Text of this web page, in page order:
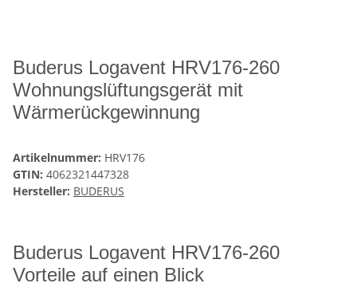
Buderus Logavent HRV176-260
Wohnungslüftungsgerät mit
Wärmerückgewinnung
Artikelnummer: HRV176
GTIN: 4062321447328
Hersteller: BUDERUS
Buderus Logavent HRV176-260
Vorteile auf einen Blick